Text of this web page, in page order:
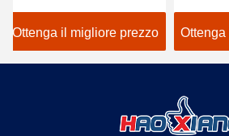
10000 kg
Ottenga il migliore prezzo